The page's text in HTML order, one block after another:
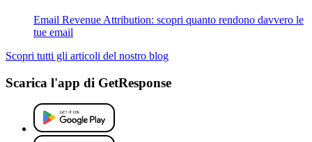
Email Revenue Attribution: scopri quanto rendono davvero le
tue email
Scopri tutti gli articoli del nostro blog
Scarica l'app di GetResponse